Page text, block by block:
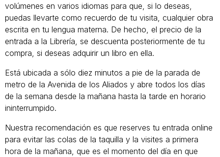
volúmenes en varios idiomas para que, si lo deseas,
puedas llevarte como recuerdo de tu visita, cualquier obra
escrita en tu lengua materna. De hecho, el precio de la
entrada a la Librería, se descuenta posteriormente de tu
compra, si deseas adquirir un libro en ella.
Está ubicada a sólo diez minutos a pie de la parada de
metro de la Avenida de los Aliados y abre todos los días
de la semana desde la mañana hasta la tarde en horario
ininterrumpido.
Nuestra recomendación es que reserves tu entrada online
para evitar las colas de la taquilla y la visites a primera
hora de la mañana, que es el momento del día en que